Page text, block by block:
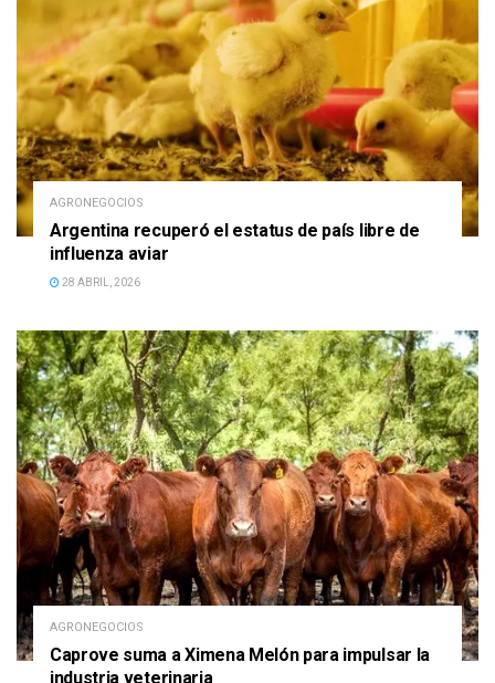
AGRONEGOCIOS
Argentina recuperó el estatus de país libre de
influenza aviar
28 ABRIL, 2026
AGRONEGOCIOS
Caprove suma a Ximena Melón para impulsar la
industria veterinaria